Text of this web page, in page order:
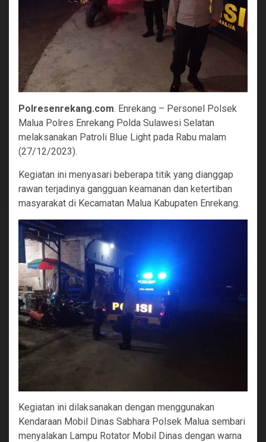
Polresenrekang.com. Enrekang – Personel Polsek
Malua Polres Enrekang Polda Sulawesi Selatan
melaksanakan Patroli Blue Light pada Rabu malam
(27/12/2023).
Kegiatan ini menyasari beberapa titik yang dianggap
rawan terjadinya gangguan keamanan dan ketertiban
masyarakat di Kecamatan Malua Kabupaten Enrekang.
Kegiatan ini dilaksanakan dengan menggunakan
Kendaraan Mobil Dinas Sabhara Polsek Malua sembari
menyalakan Lampu Rotator Mobil Dinas dengan warna